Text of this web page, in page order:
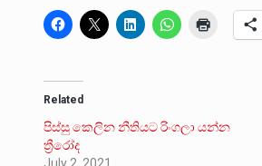
Related
පිස්සු කෙලින නීතියට රිංගලා යන්න
ත්‍රීරෝද